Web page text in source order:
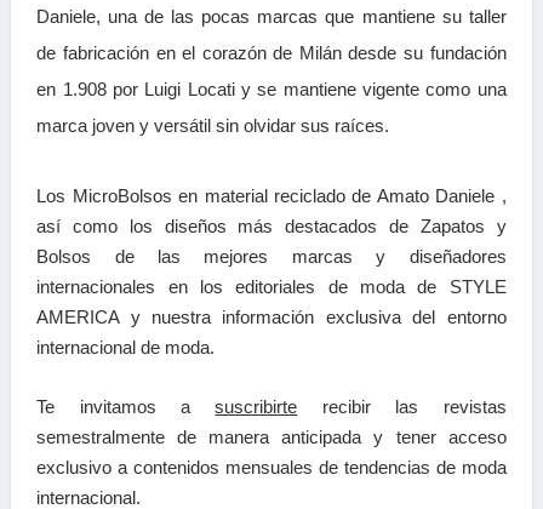
Daniele, una de las pocas marcas que mantiene su taller
de fabricación en el corazón de Milán desde su fundación
en 1.908 por Luigi Locati y se mantiene vigente como una
marca joven y versátil sin olvidar sus raíces.
Los MicroBolsos en material reciclado de Amato Daniele ,
así como los diseños más destacados de Zapatos y
Bolsos de las mejores marcas y diseñadores
internacionales en los editoriales de moda de STYLE
AMERICA y nuestra información exclusiva del entorno
internacional de moda.
Te invitamos asuscribirte recibir las revistas
semestralmente de manera anticipada y tener acceso
exclusivo a contenidos mensuales de tendencias de moda
internacional.